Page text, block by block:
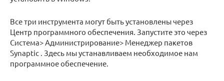
Все три инструмента могут быть установлены через
Центр программного обеспечения. Запустите это через
Система> Администрирование> Менеджер пакетов
Synaptic . Здесь мы устанавливаем необходимое нам
программное обеспечение.